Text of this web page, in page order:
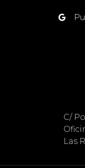
C/
Las